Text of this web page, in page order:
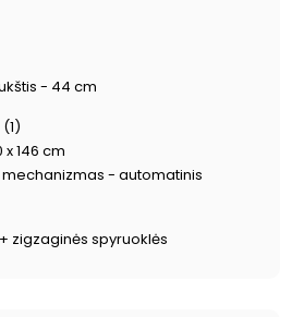
- 44 cm
146 cm
- automatinis
zigzaginės spyruoklės